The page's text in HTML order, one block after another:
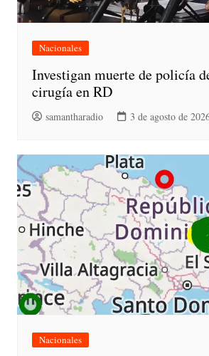
Nacionales
Investigan muerte de policía
cirugía en RD
samantharadio 3 de agosto de
Nacionales